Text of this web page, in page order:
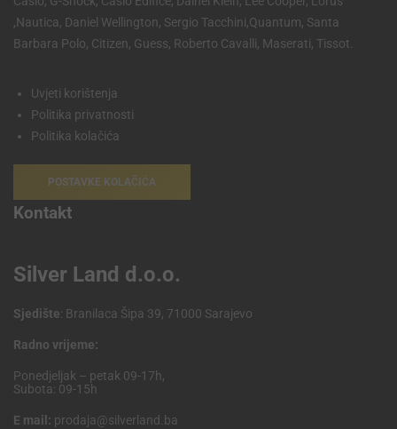
,Nautica, Daniel Wellington, Sergio Tacchini,Quantum, Santa
Barbara Polo, Citizen, Guess, Roberto Cavalli, Maserati, Tissot.
Uvjeti korištenja
Politika privatnosti
Politika kolačića
POSTAVKE KOLAČIĆA
Kontakt
Silver Land d.o.o.
Sjedište: Branilaca Šipa 39, 71000 Sarajevo
Radno vrijeme:
Ponedjeljak – petak 09-17h,
Subota: 09-15h
E mail: prodaja@silverland.ba